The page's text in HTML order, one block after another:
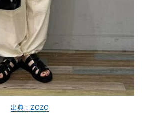
出典：ZOZO